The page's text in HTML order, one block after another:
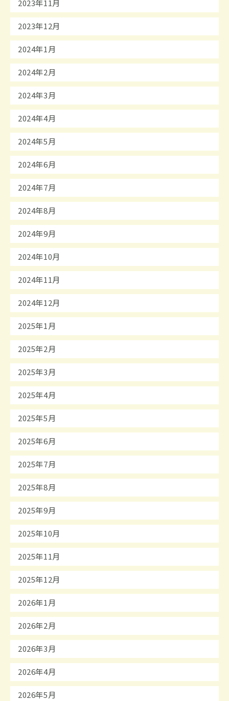
2023年11月
2023年12月
2024年1月
2024年2月
2024年3月
2024年4月
2024年5月
2024年6月
2024年7月
2024年8月
2024年9月
2024年10月
2024年11月
2024年12月
2025年1月
2025年2月
2025年3月
2025年4月
2025年5月
2025年6月
2025年7月
2025年8月
2025年9月
2025年10月
2025年11月
2025年12月
2026年1月
2026年2月
2026年3月
2026年4月
2026年5月